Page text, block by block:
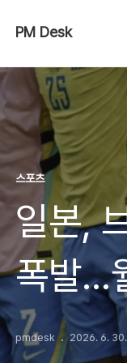
PM Desk
스포츠
일본,
폭발…
pmdesk 2026. 6.